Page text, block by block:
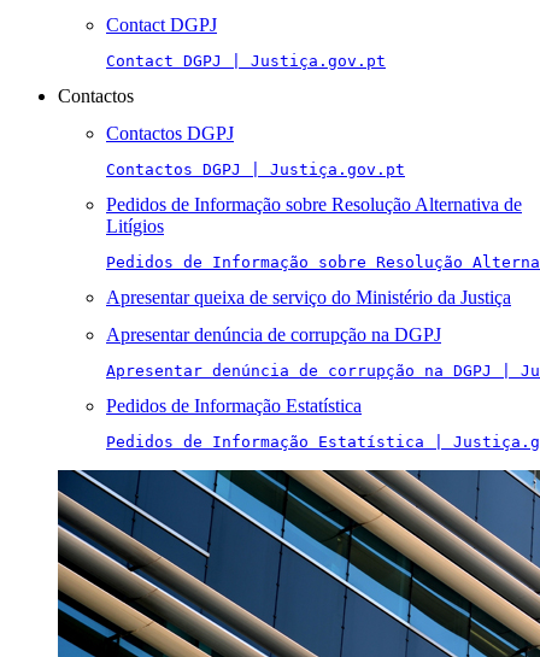
Contact DGPJ
Contact DGPJ | Justiça.gov.pt
Contactos
Contactos DGPJ
Contactos DGPJ | Justiça.gov.pt
Pedidos de Informação sobre Resolução Alternativa de
Litígios
Pedidos de Informação sobre Resolução
Apresentar queixa de serviço do Ministério da Justiça
Apresentar denúncia de corrupção na DGPJ
Apresentar denúncia de corrupção na DGPJ |
Pedidos de Informação Estatística
Pedidos de Informação Estatística |